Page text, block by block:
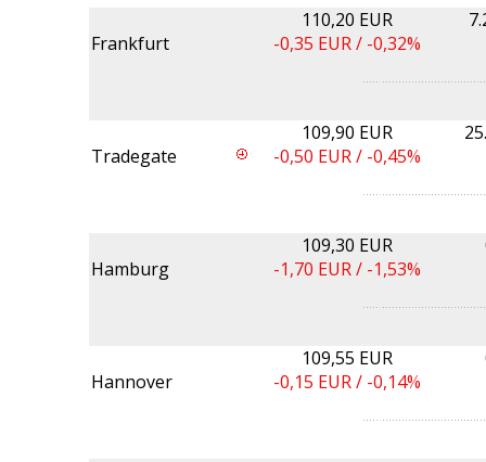
Frankfurt
110,20 EUR
-0,35 EUR / -0,32%
Tradegate
109,90 EUR
-0,50 EUR / -0,45%
Hamburg
109,30 EUR
-1,70 EUR / -1,53%
Hannover
109,55 EUR
-0,15 EUR / -0,14%